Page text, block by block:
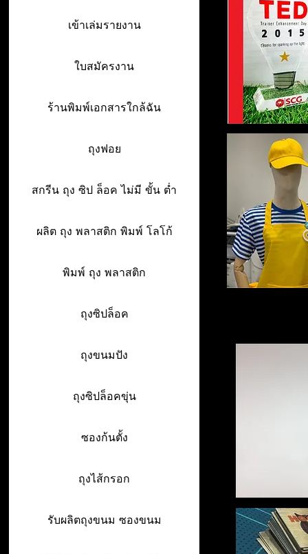
เข้าเล่มรายงาน
ใบสมัครงาน
ร้านพิมพ์เอกสารใกล้ฉัน
ถุงฟอย
สกรีน ถุง ซิป ล็อค ไม่มี ขั้น ต่ำ
ผลิต ถุง พลาสติก พิมพ์ โลโก้
พิมพ์ ถุง พลาสติก
ถุงซิปล็อค
ถุงขนมปัง
ถุงซิปล็อคขุ่น
ซองก้นตั้ง
ถุงไส้กรอก
รับผลิตถุงขนม ซองขนม